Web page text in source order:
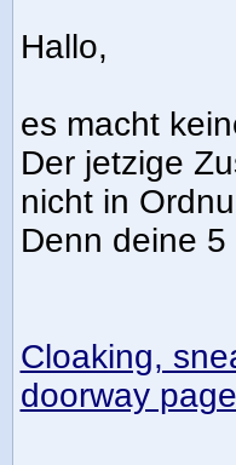
Hallo,
es macht
Der jetzige
nicht in
Denn deine
Cloaking,
doorway